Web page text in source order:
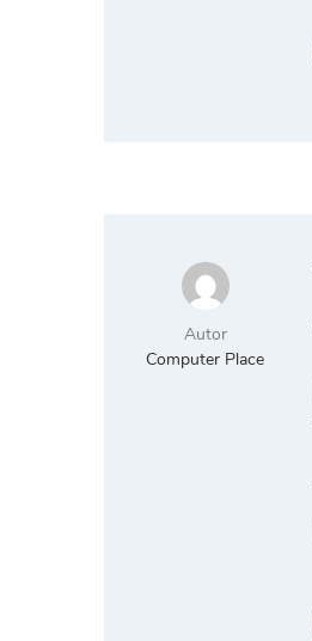
Autor
Computer Place